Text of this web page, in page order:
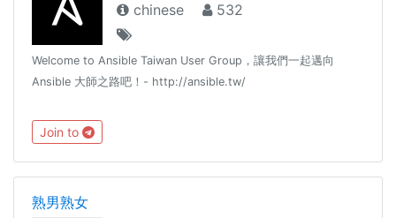
chinese
532
Welcome to Ansible Taiwan User Group，讓我們一起邁向
Ansible 大師之路吧！- http://ansible.tw/
Join to
熟男熟女